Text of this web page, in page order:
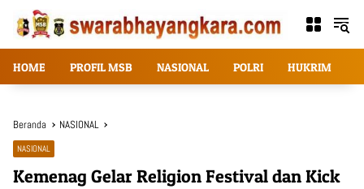
Langsung
konten
HOME PROFIL MSB NASIONAL POLRI HUKRIM
Beranda NASIONAL
NASIONAL
Kemenag Gelar Religion Festival dan Kick